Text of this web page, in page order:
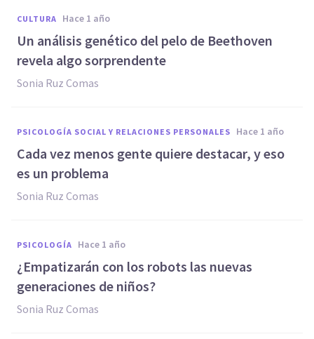
CULTURA hace 1 año
Un análisis genético del pelo de Beethoven
revela algo sorprendente
Sonia Ruz Comas
PSICOLOGÍA SOCIAL Y RELACIONES PERSONALES hace 1 año
Cada vez menos gente quiere destacar, y eso
es un problema
Sonia Ruz Comas
PSICOLOGÍA hace 1 año
¿Empatizarán con los robots las nuevas
generaciones de niños?
Sonia Ruz Comas